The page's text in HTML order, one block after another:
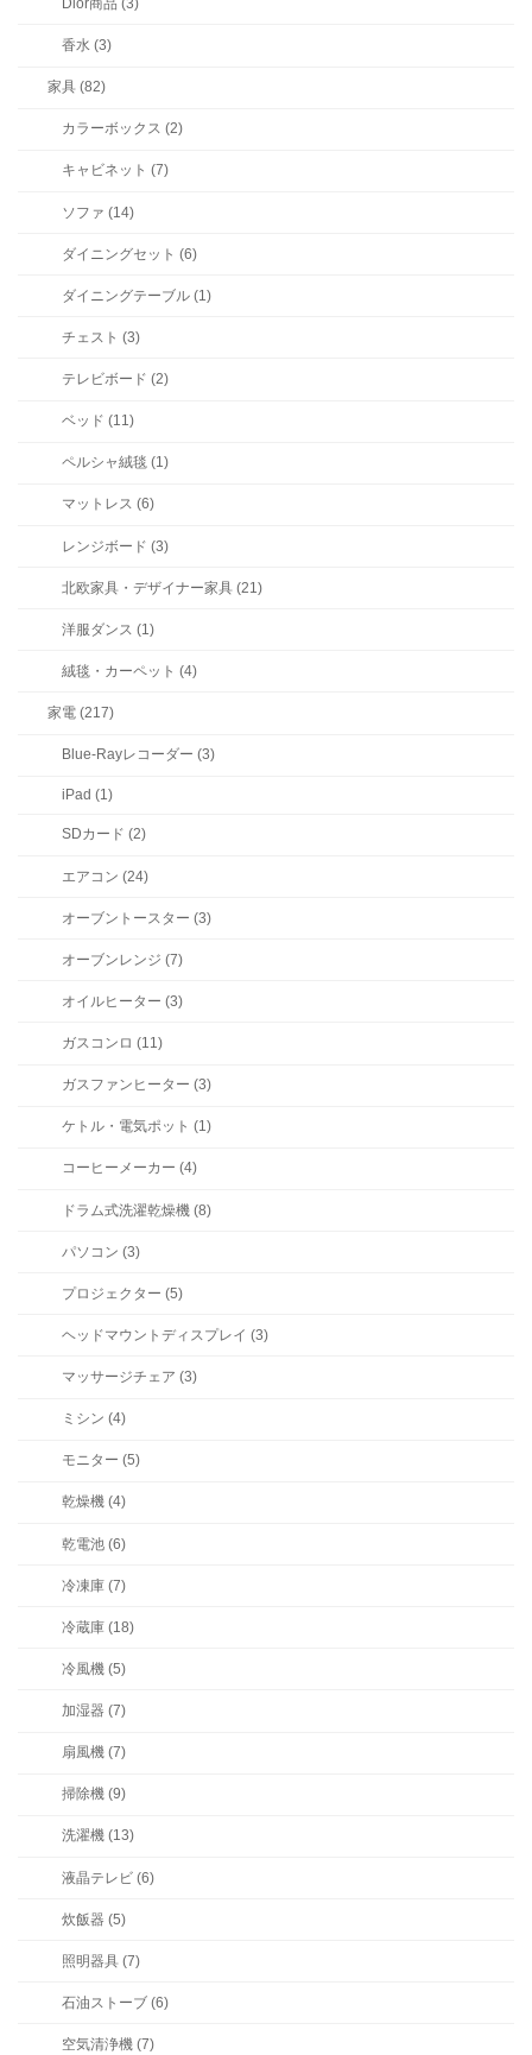
Dior商品 (3)
香水 (3)
家具 (82)
カラーボックス (2)
キャビネット (7)
ソファ (14)
ダイニングセット (6)
ダイニングテーブル (1)
チェスト (3)
テレビボード (2)
ベッド (11)
ペルシャ絨毯 (1)
マットレス (6)
レンジボード (3)
北欧家具・デザイナー家具 (21)
洋服ダンス (1)
絨毯・カーペット (4)
家電 (217)
Blue-Rayレコーダー (3)
iPad (1)
SDカード (2)
エアコン (24)
オーブントースター (3)
オーブンレンジ (7)
オイルヒーター (3)
ガスコンロ (11)
ガスファンヒーター (3)
ケトル・電気ポット (1)
コーヒーメーカー (4)
ドラム式洗濯乾燥機 (8)
パソコン (3)
プロジェクター (5)
ヘッドマウントディスプレイ (3)
マッサージチェア (3)
ミシン (4)
モニター (5)
乾燥機 (4)
乾電池 (6)
冷凍庫 (7)
冷蔵庫 (18)
冷風機 (5)
加湿器 (7)
扇風機 (7)
掃除機 (9)
洗濯機 (13)
液晶テレビ (6)
炊飯器 (5)
照明器具 (7)
石油ストーブ (6)
空気清浄機 (7)